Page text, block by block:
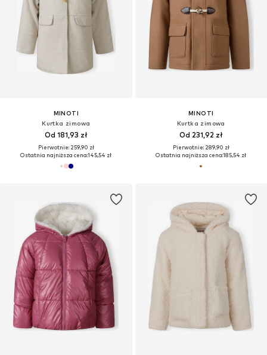
MINOTI
Kurtka zimowa
Od 181,93 zł
Pierwotnie: 259,90 zł
Ostatnia najniższa cena:145,54 zł
MINOTI
Kurtka zimowa
Od 231,92 zł
Pierwotnie: 289,90 zł
Ostatnia najniższa cena:185,54 zł